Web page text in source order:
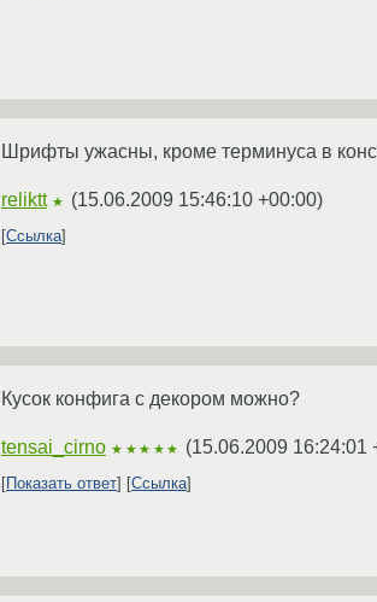
Шрифты ужасны, кроме терминуса в
reliktt ★ (15.06.2009 15:46:10 +00:00)
Ссылка
Кусок конфига с декором можно?
tensai_cirno ★★★★★ (15.06.2009 16:24:01
Показать ответ Ссылка